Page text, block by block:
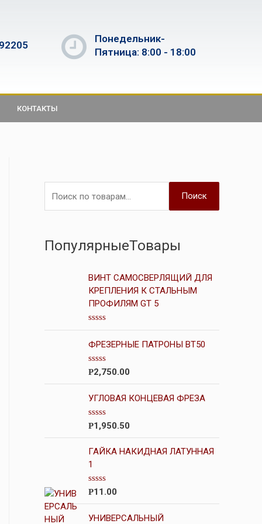
Понедельник-
Пятница: 8:00 - 18:00
КОНТАКТЫ
Поиск
ПопулярныеТовары
ВИНТ САМОСВЕРЛЯЩИЙ ДЛЯ
КРЕПЛЕНИЯ К СТАЛЬНЫМ
ПРОФИЛЯМ GT 5
О
ц
е
н
а
0
з
5
ФРЕЗЕРНЫЕ ПАТРОНЫ BT50
О
н
а
0
з
5
Р2,750.00
УГЛОВАЯ КОНЦЕВАЯ ФРЕЗА
О
н
к
а
0
з
5
Р1,950.50
ГАЙКА НАКИДНАЯ ЛАТУННАЯ
1
О
н
Р11.00
УНИВЕРСАЛЬНЫЙ